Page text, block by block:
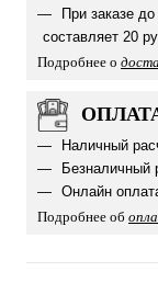
При заказе
составляет 20
Подробнее о
Наличный
Безналичный
Онлайн
Подробнее об